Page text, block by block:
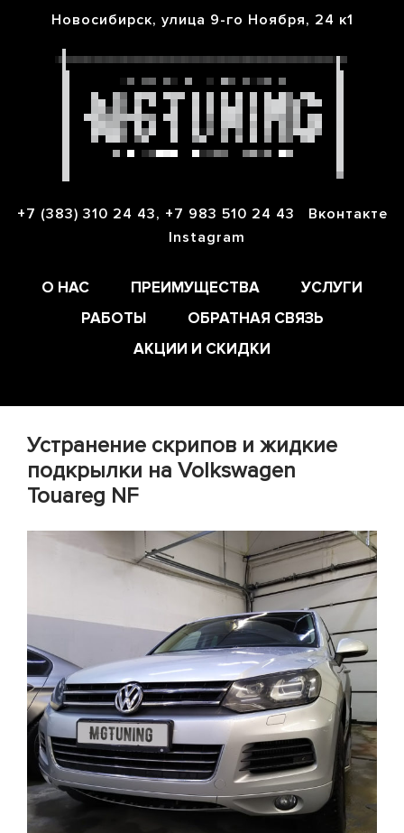
Новосибирск, улица 9-го Ноября, 24 к1
+7 (383) 310 24 43, +7 983 510 24 43
Вконтакте
Instagram
О НАС ПРЕИМУЩЕСТВА
УСЛУГИ
РАБОТЫ
ОБРАТНАЯ СВЯЗЬ
АКЦИИ И СКИДКИ
БЛОГ
Устранение скрипов и жидкие
подкрылки на Volkswagen
Touareg NF